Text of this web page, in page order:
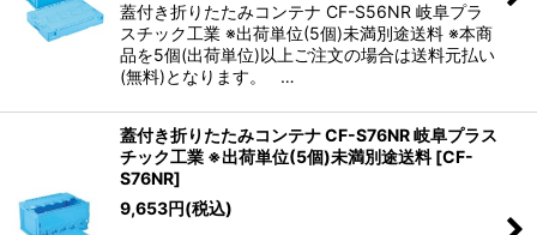
蓋付き折りたたみコンテナ CF-S56NR 岐阜プラ
スチック工業 ※出荷単位(5個)未満別途送料 ※本商
品を5個(出荷単位)以上ご注文の場合は送料元払い
(無料)となります。 …
蓋付き折りたたみコンテナ CF-S76NR 岐阜プラス
チック工業 ※出荷単位(5個)未満別途送料 [CF-
S76NR]
9,653円(税込)